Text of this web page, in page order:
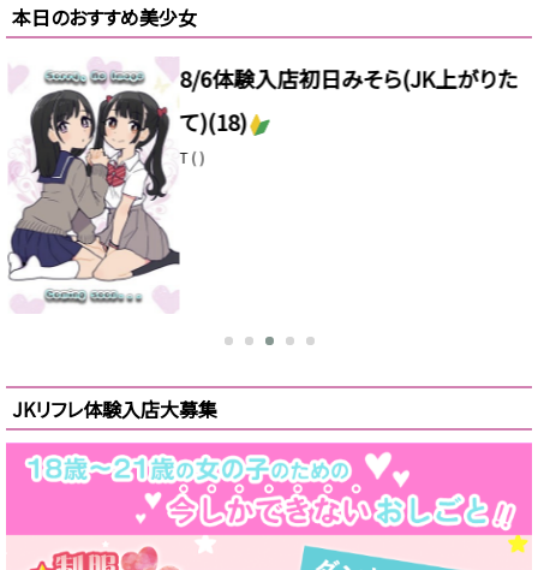
本日のおすすめ美少女
4/24体験入店初日このは(JK中退年
齢)(18)
T 155 ( B )
JKリフレ体験入店大募集